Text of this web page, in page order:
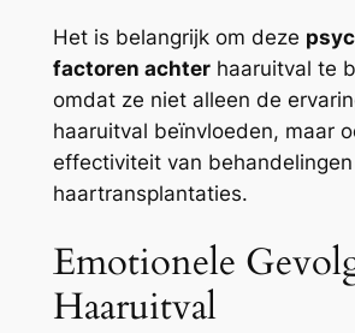
Het is belangrijk om deze
factoren achterhaaruitval te
omdat ze niet alleen de
haaruitval beïnvloeden, maar
effectiviteit van
haartransplantaties.
Emotionele
Haaruitval